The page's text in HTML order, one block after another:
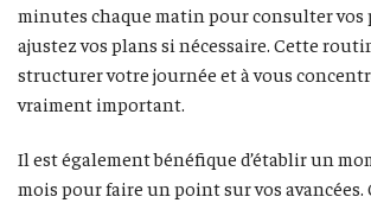
minutes chaque matin pour consulter
ajustez vos plans si nécessaire. Cette
structurer votre journée et à vous
vraiment important.
Il est également bénéfique d’établir un
mois pour faire un point sur vos avancées.